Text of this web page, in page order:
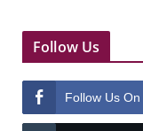
Follow Us
Follow Us